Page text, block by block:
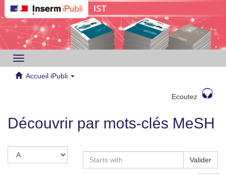
Toggle
navigation
Accueil iPubli
Ecoutez
Découvrir par mots-clés MeSH
Valider